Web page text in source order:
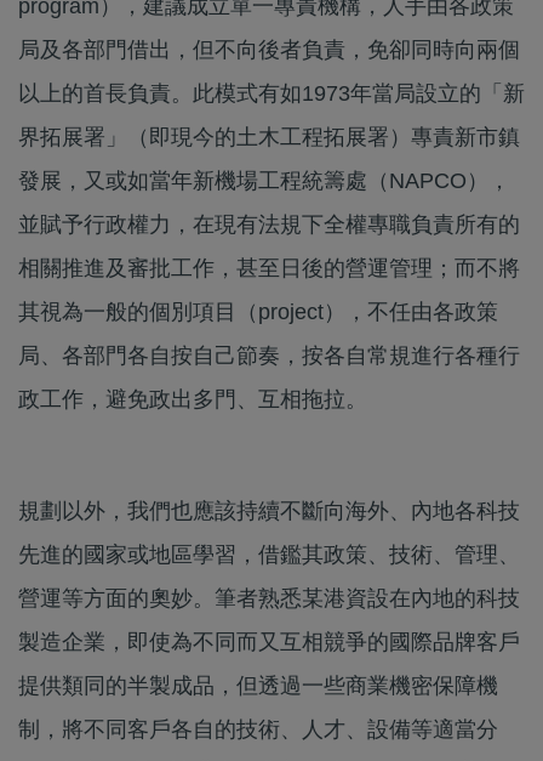
program），建議成立單一專責機構，人手由各政策
局及各部門借出，但不向後者負責，免卻同時向兩個
以上的首長負責。此模式有如1973年當局設立的「新
界拓展署」（即現今的土木工程拓展署）專責新市鎮
發展，又或如當年新機場工程統籌處（NAPCO），
並賦予行政權力，在現有法規下全權專職負責所有的
相關推進及審批工作，甚至日後的營運管理；而不將
其視為一般的個別項目（project），不任由各政策
局、各部門各自按自己節奏，按各自常規進行各種行
政工作，避免政出多門、互相拖拉。
規劃以外，我們也應該持續不斷向海外、內地各科技
先進的國家或地區學習，借鑑其政策、技術、管理、
營運等方面的奧妙。筆者熟悉某港資設在內地的科技
製造企業，即使為不同而又互相競爭的國際品牌客戶
提供類同的半製成品，但透過一些商業機密保障機
制，將不同客戶各自的技術、人才、設備等適當分